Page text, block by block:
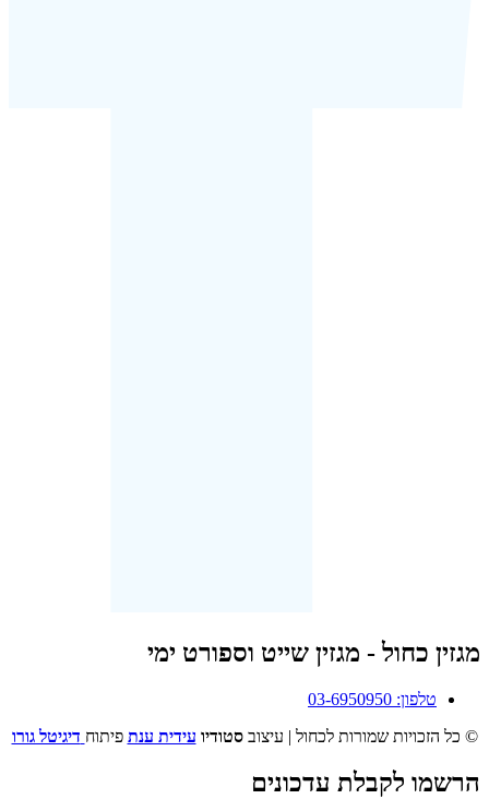
מגזין כחול - מגזין שייט וספורט ימי
טלפון: 03-6950950
© כל הזכויות שמורות לכחול | עיצובסטודיו עידית ענת פיתוח דיגיטל גורו
הרשמו לקבלת עדכונים